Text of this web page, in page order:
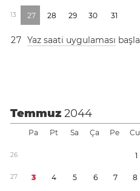
13 27 28 29 30 31
27 Yaz saati uygulaması
Temmuz2044
Pa Pt Sa Ça Pe Cu
26 1
27 3 4 5 6 7 8